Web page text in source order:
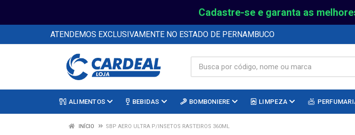
Cadastre-se e garanta as
ATENDEMOS EXCLUSIVAMENTE NO ESTADO DE PERNAMBUCO
ALIMENTOS BEBIDAS BOMBONIERE LIMPEZA
INÍCIO SBP AERO ULTRA P/INSETOS RASTEIROS 360ML